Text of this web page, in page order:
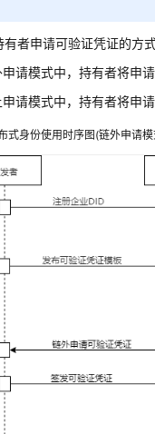
有者申请可验证凭证的方
请模式中，持有者将申
请模式中，持有者将申
式身份使用时序图(链外申请模